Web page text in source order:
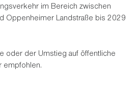
im Bereich zwischen
Oppenheimer Landstraße bis 2029
oder der Umstieg auf öffentliche
empfohlen.